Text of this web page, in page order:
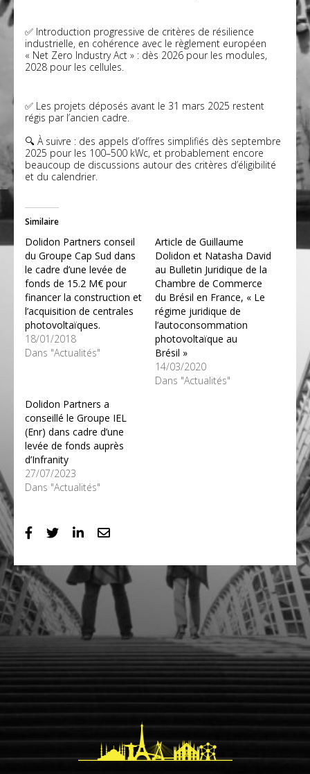
✅ Introduction progressive de critères de résilience
industrielle, en cohérence avec le règlement européen
« Net Zero Industry Act » : dès 2026 pour les modules,
2028 pour les cellules.
✅ Les projets déposés avant le 31 mars 2025 restent
régis par l’ancien cadre.
🔍 À suivre : des appels d’offres simplifiés dès septembre
2025 pour les 100–500 kWc, et probablement encore
beaucoup de discussions autour des critères d’éligibilité
et du calendrier.
Similaire
Dolidon Partners conseil
du Groupe Cap Sud dans
le cadre d’une levée de
fonds de 15.2 M€ pour
financer la construction et
l’acquisition de centrales
photovoltaïques.
18/01/2018
Dans "Actualités"
Article de Guillaume
Dolidon et Natasha David
au Bulletin Juridique de la
Chambre de Commerce
du Brésil en France, « Le
régime juridique de
l’autoconsommation
photovoltaïque au
Brésil »
14/03/2020
Dans "Actualités"
Dolidon Partners a
conseillé le Groupe IEL
(Enr) dans cadre d’une
levée de fonds auprès
d’Infranity
27/07/2023
Dans "Actualités"